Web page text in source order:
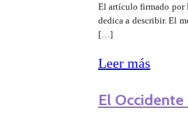
El artículo firmado por
dedica a describir. El
[…]
Leer más
El